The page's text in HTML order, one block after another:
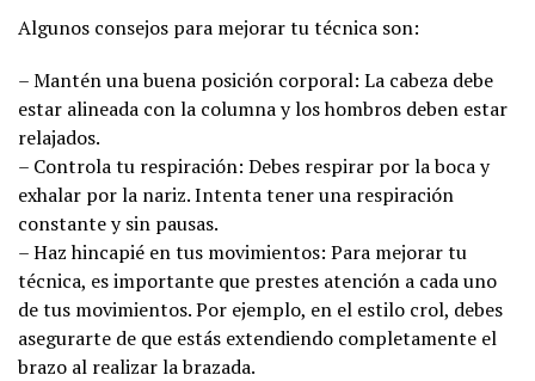
Algunos consejos para mejorar tu técnica son:
– Mantén una buena posición corporal: La cabeza debe
estar alineada con la columna y los hombros deben estar
relajados.
– Controla tu respiración: Debes respirar por la boca y
exhalar por la nariz. Intenta tener una respiración
constante y sin pausas.
– Haz hincapié en tus movimientos: Para mejorar tu
técnica, es importante que prestes atención a cada uno
de tus movimientos. Por ejemplo, en el estilo crol, debes
asegurarte de que estás extendiendo completamente el
brazo al realizar la brazada.